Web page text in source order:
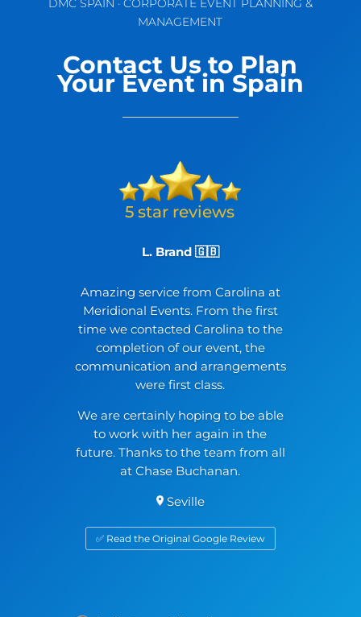
DMC SPAIN · CORPORATE EVENT PLANNING &
MANAGEMENT
Contact Us to Plan
Your Event in Spain
L. Brand 🇬🇧
Amazing service from Carolina at
Meridional Events. From the first
time we contacted Carolina to the
completion of our event, the
communication and arrangements
were first class.
We are certainly hoping to be able
to work with her again in the
future. Thanks to the team from all
at Chase Buchanan.
Seville
✅ Read the Original Google Review